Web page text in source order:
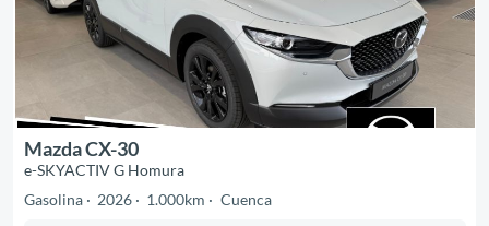
Mazda CX-30
e-SKYACTIV G Homura
Gasolina
2026 1.000km Cuenca